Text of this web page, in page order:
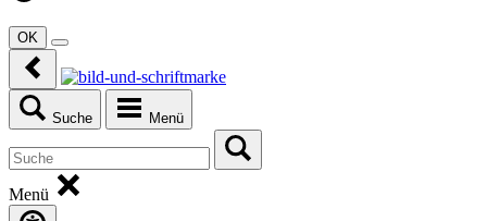
OK
Suche Menü
Menü